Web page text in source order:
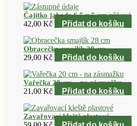
Čajítko jahoda 6,5 x 5 cm růžová
42,00 Kč Přidat do košíku
Obracečka smajlík 28 cm
29,00 Kč Přidat do košíku
Vařečka 20 cm – na zásmažku
21,00 Kč Přidat do košíku
Zavařovací kleště plastové